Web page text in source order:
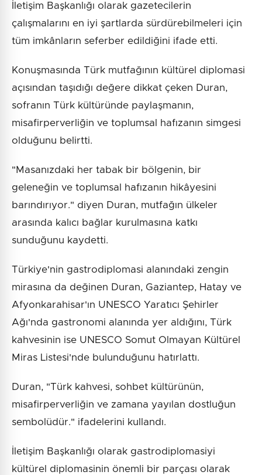
İletişim Başkanlığı olarak gazetecilerin
çalışmalarını en iyi şartlarda sürdürebilmeleri için
tüm imkânların seferber edildiğini ifade etti.
Konuşmasında Türk mutfağının kültürel diplomasi
açısından taşıdığı değere dikkat çeken Duran,
sofranın Türk kültüründe paylaşmanın,
misafirperverliğin ve toplumsal hafızanın simgesi
olduğunu belirtti.
"Masanızdaki her tabak bir bölgenin, bir
geleneğin ve toplumsal hafızanın hikâyesini
barındırıyor." diyen Duran, mutfağın ülkeler
arasında kalıcı bağlar kurulmasına katkı
sunduğunu kaydetti.
Türkiye'nin gastrodiplomasi alanındaki zengin
mirasına da değinen Duran, Gaziantep, Hatay ve
Afyonkarahisar'ın UNESCO Yaratıcı Şehirler
Ağı'nda gastronomi alanında yer aldığını, Türk
kahvesinin ise UNESCO Somut Olmayan Kültürel
Miras Listesi'nde bulunduğunu hatırlattı.
Duran, "Türk kahvesi, sohbet kültürünün,
misafirperverliğin ve zamana yayılan dostluğun
sembolüdür." ifadelerini kullandı.
İletişim Başkanlığı olarak gastrodiplomasiyi
kültürel diplomasinin önemli bir parçası olarak